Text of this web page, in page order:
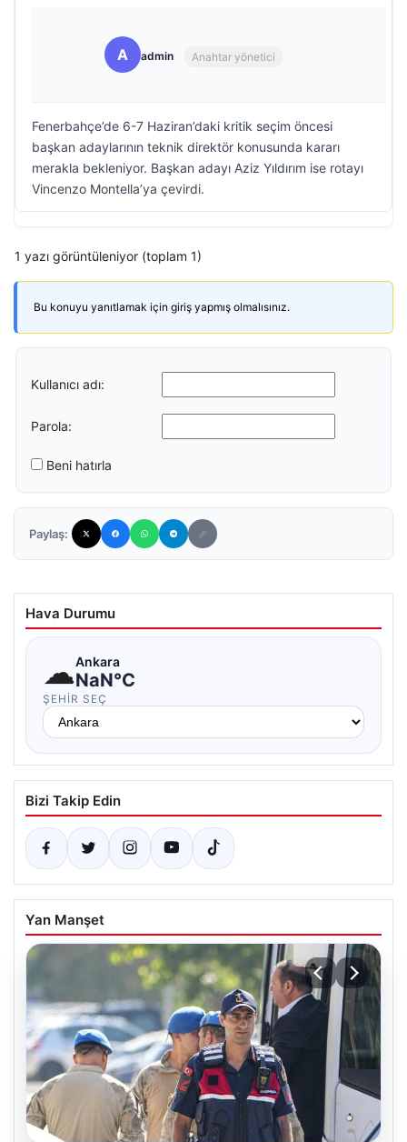
A admin Anahtar yönetici
Fenerbahçe’de 6-7 Haziran’daki kritik seçim öncesi
başkan adaylarının teknik direktör konusunda kararı
merakla bekleniyor. Başkan adayı Aziz Yıldırım ise rotayı
Vincenzo Montella’ya çevirdi.
1 yazı görüntüleniyor (toplam 1)
Bu konuyu yanıtlamak için giriş yapmış olmalısınız.
Kullanıcı adı:
Parola:
Beni hatırla
Paylaş:
Hava Durumu
☁Ankara
NaN°C
ŞEHIR SEÇ
Bizi Takip Edin
Yan Manşet